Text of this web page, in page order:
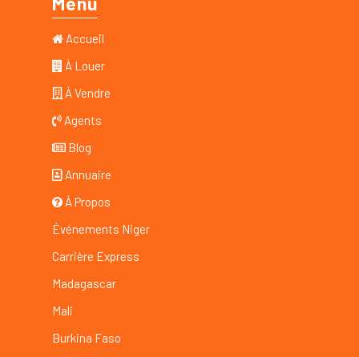
Accueil
À Louer
À Vendre
Agents
Blog
Annuaire
À Propos
Événements Niger
Carrière Express
Madagascar
Mali
Burkina Faso